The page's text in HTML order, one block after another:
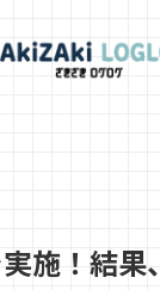
施！結果